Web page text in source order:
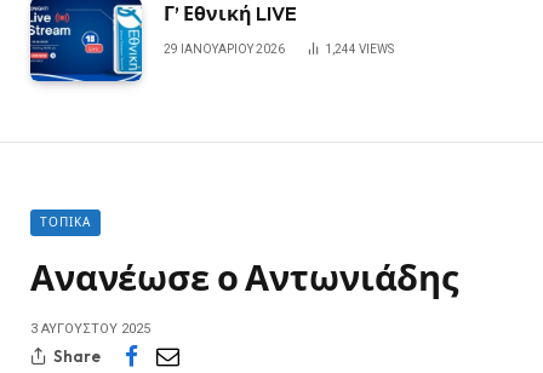
Γ’ Εθνική LIVE
29 ΙΑΝΟΥΑΡΊΟΥ 2026 1,244 VIEWS
ΤΟΠΙΚΆ
Ανανέωσε ο Αντωνιάδης
3 ΑΥΓΟΎΣΤΟΥ 2025
Share